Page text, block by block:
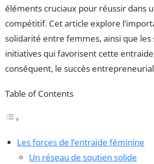
éléments cruciaux pour réussir dans
compétitif. Cet article explore
solidarité entre femmes, ainsi que les
initiatives qui favorisent cette
conséquent, le succès
Table of Contents
Les forces de l’entraide féminine
Un réseau de soutien solide